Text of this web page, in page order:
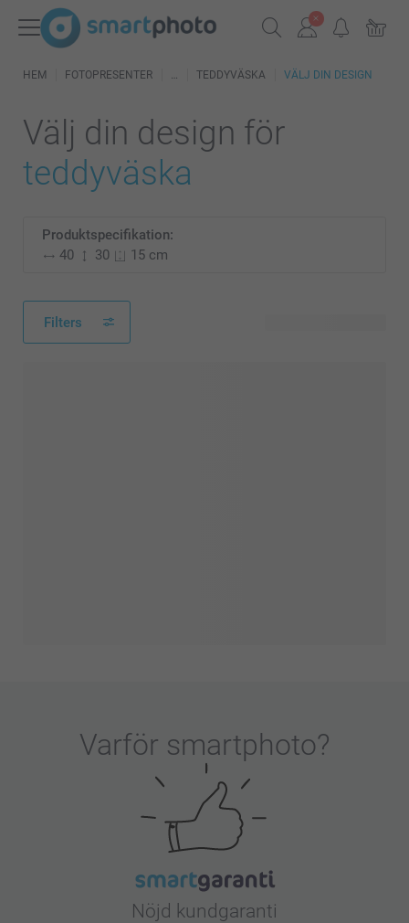
HEM FOTOPRESENTER TEDDYVÄSKA VÄLJ DIN DESIGN
Välj din design för
teddyväska
Produktspecifikation:
40
30 15 cm
Filters
Varför smartphoto?
Nöjd kundgaranti